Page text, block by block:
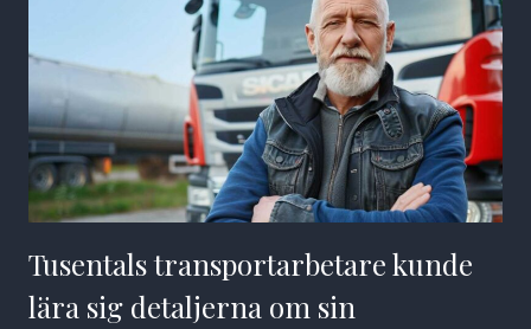
Tusentals transportarbetare kunde
lära sig detaljerna om sin